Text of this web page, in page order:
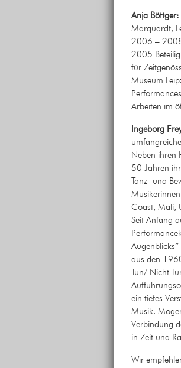
Anja Böttger:
Marquardt,
2006 – 2008
2005
für
Museum
Arbeiten im
Ingeborg
Neben ihren
50 Jahren
Tanz- und
Coast, Mali,
Seit Anfang
aus den
Tun/ Nicht-
ein tiefes
Musik.
Verbindung
in Zeit und
Wir